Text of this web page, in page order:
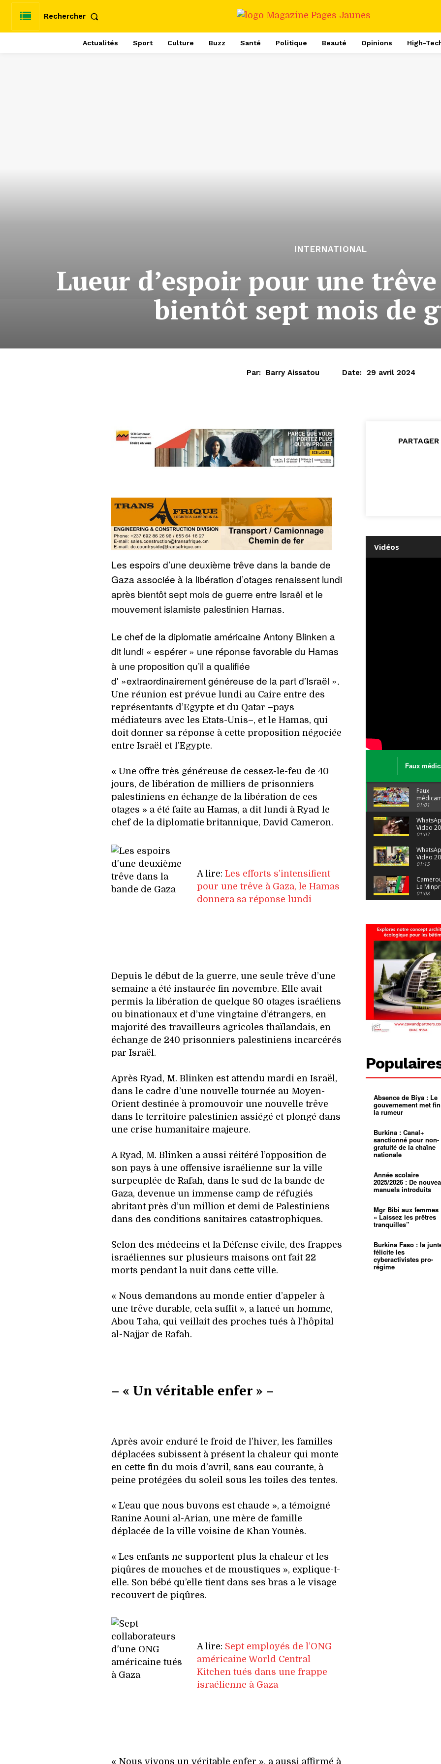
Rechercher
Actualités Sport Culture Buzz Santé Politique Beauté Opinions High-
INTERNATIONAL
Lueur d’espoir pour une trêve
bientôt sept mois de
Par: Barry Aissatou Date: 29 avril 2024
Les espoirs d’une deuxième trêve dans la bande de
Gaza associée à la libération d’otages renaissent lundi
après bientôt sept mois de guerre entre Israël et le
mouvement islamiste palestinien Hamas.
Le chef de la diplomatie américaine Antony Blinken a
dit lundi « espérer » une réponse favorable du Hamas
à une proposition qu’il a qualifiée
d' »extraordinairement généreuse de la part d’Israël ».
Une réunion est prévue lundi au Caire entre des
représentants d’Egypte et du Qatar –pays
médiateurs avec les Etats-Unis–, et le Hamas, qui
doit donner sa réponse à cette proposition négociée
entre Israël et l’Egypte.
« Une offre très généreuse de cessez-le-feu de 40
jours, de libération de milliers de prisonniers
palestiniens en échange de la libération de ces
otages » a été faite au Hamas, a dit lundi à Ryad le
chef de la diplomatie britannique, David Cameron.
A lire: Les efforts s’intensifient
pour une trêve à Gaza, le Hamas
donnera sa réponse lundi
Depuis le début de la guerre, une seule trêve d’une
semaine a été instaurée fin novembre. Elle avait
permis la libération de quelque 80 otages israéliens
ou binationaux et d’une vingtaine d’étrangers, en
majorité des travailleurs agricoles thaïlandais, en
échange de 240 prisonniers palestiniens incarcérés
par Israël.
Après Ryad, M. Blinken est attendu mardi en Israël,
dans le cadre d’une nouvelle tournée au Moyen-
Orient destinée à promouvoir une nouvelle trêve
dans le territoire palestinien assiégé et plongé dans
une crise humanitaire majeure.
A Ryad, M. Blinken a aussi réitéré l’opposition de
son pays à une offensive israélienne sur la ville
surpeuplée de Rafah, dans le sud de la bande de
Gaza, devenue un immense camp de réfugiés
abritant près d’un million et demi de Palestiniens
dans des conditions sanitaires catastrophiques.
Selon des médecins et la Défense civile, des frappes
israéliennes sur plusieurs maisons ont fait 22
morts pendant la nuit dans cette ville.
« Nous demandons au monde entier d’appeler à
une trêve durable, cela suffit », a lancé un homme,
Abou Taha, qui veillait des proches tués à l’hôpital
al-Najjar de Rafah.
– « Un véritable enfer » –
Après avoir enduré le froid de l’hiver, les familles
déplacées subissent à présent la chaleur qui monte
en cette fin du mois d’avril, sans eau courante, à
peine protégées du soleil sous les toiles des tentes.
« L’eau que nous buvons est chaude », a témoigné
Ranine Aouni al-Arian, une mère de famille
déplacée de la ville voisine de Khan Younès.
« Les enfants ne supportent plus la chaleur et les
piqûres de mouches et de moustiques », explique-t-
elle. Son bébé qu’elle tient dans ses bras a le visage
recouvert de piqûres.
A lire: Sept employés de l’ONG
américaine World Central
Kitchen tués dans une frappe
israélienne à Gaza
« Nous vivons un véritable enfer », a aussi affirmé à
PARTAGER
Vidéos
Faux
Le trafic
Faux
: Le trafic
porte
malgré
01:01
Video
04 at 15
01:07
Video
29 at 12
01:15
Le
alerte
dérives
01:08
suivra-t-
l’appel
01:14
Douala :
ville à
grandes
pluies
01:02
Échec
Le père
réclame
400 000
pasteur
01:16
L’État
mieux
d’or
01:27
religieuse
spirituel
mentale
Pénurie
à
mettra-
01:12
Absence de Biya : Le
gouvernement met
la rumeur
Burkina : Canal+
sanctionné pour non-
gratuité de la chaîne
nationale
Année scolaire
2025/2026 : De
manuels introduits
Mgr Bibi aux femmes
« Laissez les prêtres
tranquilles”
Burkina Faso : la
félicite les
cyberactivistes pro-
régime